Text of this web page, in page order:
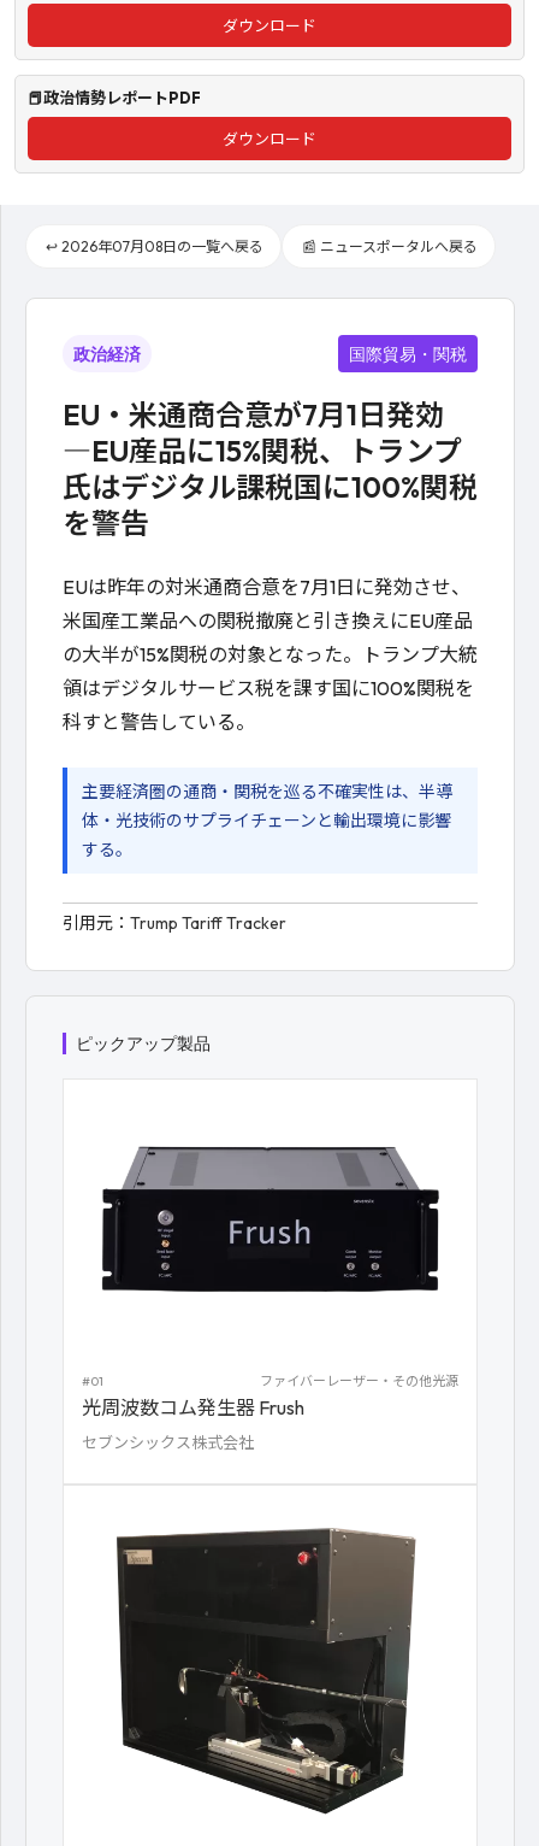
↩️ 2026年07月08日の一覧へ戻る 📰 ニュースポータルへ戻る
政治経済 国際貿易・関税
EU・米通商合意が7月1日発効
―EU産品に15%関税、トランプ
氏はデジタル課税国に100%関税
を警告
EUは昨年の対米通商合意を7月1日に発効させ、
米国産工業品への関税撤廃と引き換えにEU産品
の大半が15%関税の対象となった。トランプ大統
領はデジタルサービス税を課す国に100%関税を
科すと警告している。
主要経済圏の通商・関税を巡る不確実性は、半導
体・光技術のサプライチェーンと輸出環境に影響
する。
引用元： Trump Tariff Tracker
ピックアップ製品
#01 ファイバーレーザー・その他光源
光周波数コム発生器 Frush
セブンシックス株式会社
ダウンロード
📕政治情勢レポートPDF
ダウンロード